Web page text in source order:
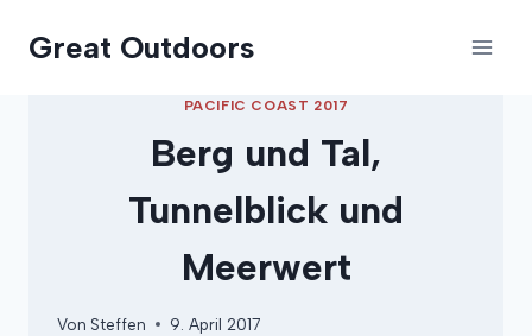
InhaltGreat Outdoors
PACIFIC COAST 2017
Berg und Tal,
Tunnelblick und
Meerwert
Von Steffen 9. April 2017